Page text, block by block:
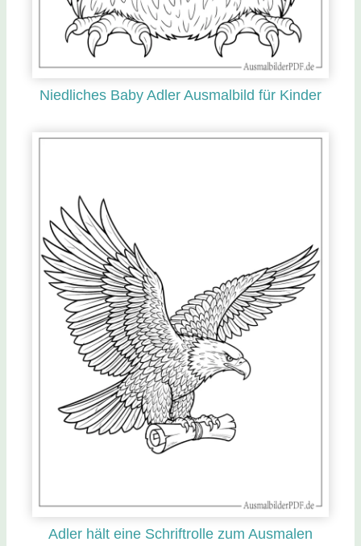
Niedliches Baby Adler Ausmalbild für Kinder
Adler hält eine Schriftrolle zum Ausmalen